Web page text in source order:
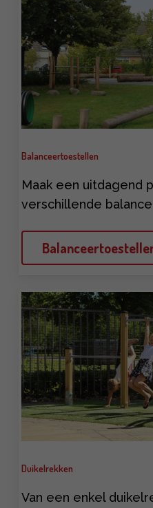
Balanceertoestellen
Maak een uitdagend
verschillende
more
Duikelrekken
Van een enkel
Learn
more